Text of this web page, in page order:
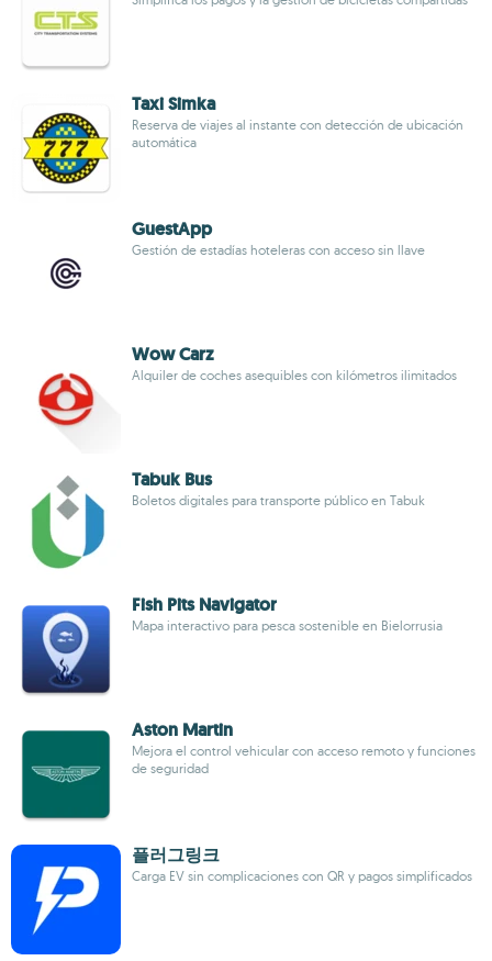
Taxi Simka
Reserva de viajes al instante con detección de ubicación
automática
GuestApp
Gestión de estadías hoteleras con acceso sin llave
Wow Carz
Alquiler de coches asequibles con kilómetros ilimitados
Tabuk Bus
Boletos digitales para transporte público en Tabuk
Fish Pits Navigator
Mapa interactivo para pesca sostenible en Bielorrusia
Aston Martin
Mejora el control vehicular con acceso remoto y funciones
de seguridad
플러그링크
Carga EV sin complicaciones con QR y pagos simplificados